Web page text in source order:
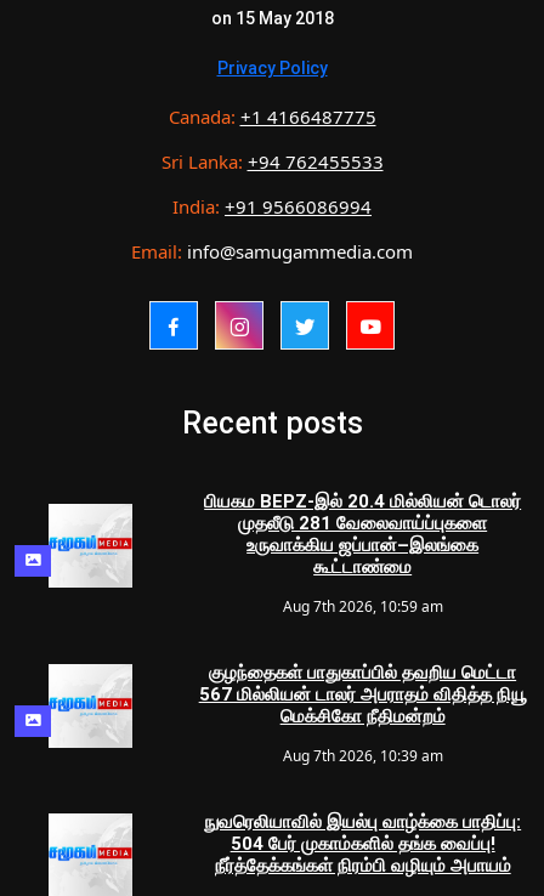
on 15 May 2018
Privacy Policy
Canada: +1 4166487775
Sri Lanka: +94 762455533
India: +91 9566086994
Email: info@samugammedia.com
Recent posts
பியகம BEPZ-இல் 20.4 மில்லியன் டொலர்
முதலீடு 281 வேலைவாய்ப்புகளை
உருவாக்கிய ஜப்பான்–இலங்கை
கூட்டாண்மை
Aug 7th 2026, 10:59 am
குழந்தைகள் பாதுகாப்பில் தவறிய மெட்டா
567 மில்லியன் டாலர் அபராதம் விதித்த நியூ
மெக்சிகோ நீதிமன்றம்
Aug 7th 2026, 10:39 am
நுவரெலியாவில் இயல்பு வாழ்க்கை பாதிப்பு:
504 பேர் முகாம்களில் தங்க வைப்பு!
நீர்த்தேக்கங்கள் நிரம்பி வழியும் அபாயம்